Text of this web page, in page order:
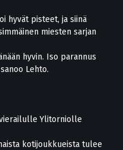
hyvät pisteet, ja siinä
miesten sarjan
hyvin. Iso parannus
Lehto.
Ylitorniolle
kotijoukkueista tulee